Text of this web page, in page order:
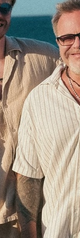
подписчиков и
канал, там
Пресняков
из Валенсии.